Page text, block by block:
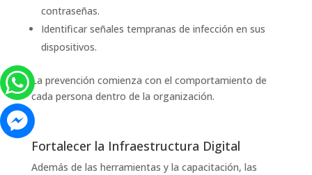
contraseñas.
Identificar señales tempranas de infección en sus
dispositivos.
La prevención comienza con el comportamiento de
cada persona dentro de la organización.
Fortalecer la Infraestructura Digital
Además de las herramientas y la capacitación, las